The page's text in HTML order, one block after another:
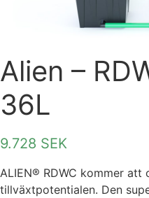
Alien –
36L
9.728 SEK
ALIEN® RDWC kommer att
tillväxtpotentialen. Den